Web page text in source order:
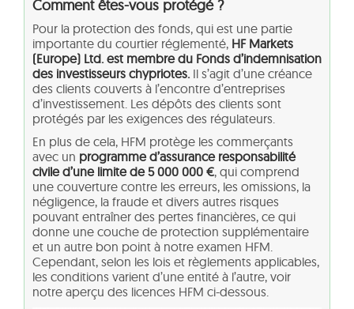
Comment êtes-vous protégé ?
Pour la protection des fonds, qui est une partie
importante du courtier réglementé, HF Markets
(Europe) Ltd. est membre du Fonds d’indemnisation
des investisseurs chypriotes. Il s’agit d’une créance
des clients couverts à l’encontre d’entreprises
d’investissement. Les dépôts des clients sont
protégés par les exigences des régulateurs.
En plus de cela, HFM protège les commerçants
avec un programme d’assurance responsabilité
civile d’une limite de 5 000 000 €, qui comprend
une couverture contre les erreurs, les omissions, la
négligence, la fraude et divers autres risques
pouvant entraîner des pertes financières, ce qui
donne une couche de protection supplémentaire
et un autre bon point à notre examen HFM.
Cependant, selon les lois et règlements applicables,
les conditions varient d’une entité à l’autre, voir
notre aperçu des licences HFM ci-dessous.